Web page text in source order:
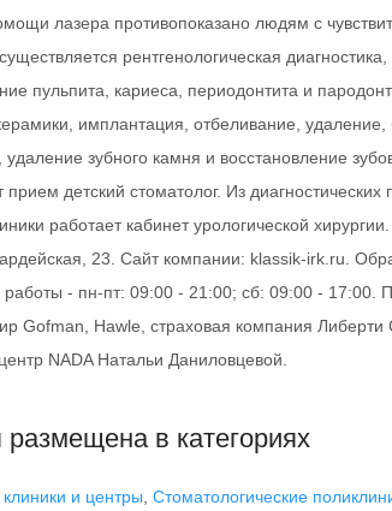
лазера противопоказано людям с
рентгенологическая
пульпита, кариеса, периодонтита и
имплантация, отбеливание, удаление,
удаление зубного камня и восстановление
детский стоматолог. Из
работает кабинет урологической
23. Сайт компании: klassik-irk.ru.
- пн-пт: 09:00 - 21:00; сб: 09:00 - 17:00.
Gofman, Hawle, страховая компания Либерти
NADA Натальи Даниловцевой.
размещена в категориях
и центры Стоматологические